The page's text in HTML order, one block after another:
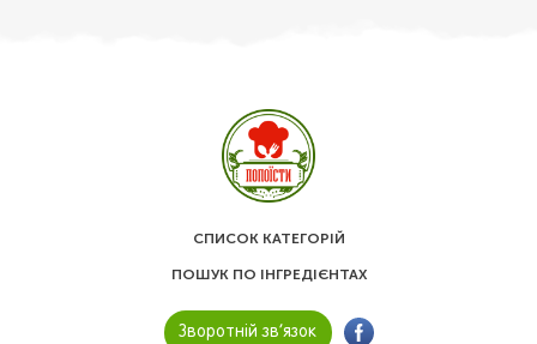
СПИСОК КАТЕГОРІЙ
ПОШУК ПО ІНГРЕДІЄНТАХ
Зворотній зв’язок